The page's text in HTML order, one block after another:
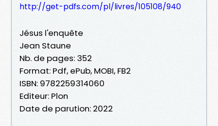
http://get-pdfs.com/pl/livres/105108/940
Jésus l'enquête
Jean Staune
Nb. de pages: 352
Format: Pdf, ePub, MOBI, FB2
ISBN: 9782259314060
Editeur: Plon
Date de parution: 2022